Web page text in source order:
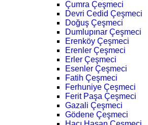
Çumra Çeşmeci
Devri Cedid Çeşmeci
Doğuş Çeşmeci
Dumlupınar Çeşmeci
Erenköy Çeşmeci
Erenler Çeşmeci
Erler Çeşmeci
Esenler Çeşmeci
Fatih Çeşmeci
Ferhuniye Çeşmeci
Ferit Paşa Çeşmeci
Gazali Çeşmeci
Gödene Çeşmeci